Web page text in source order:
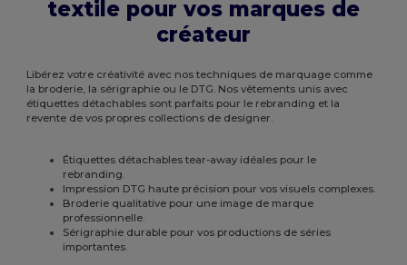
textile pour vos marques de
créateur
Libérez votre créativité avec nos techniques de marquage comme
la broderie, la sérigraphie ou le DTG. Nos vêtements unis avec
étiquettes détachables sont parfaits pour le rebranding et la
revente de vos propres collections de designer.
Étiquettes détachables tear-away idéales pour le
rebranding.
Impression DTG haute précision pour vos visuels complexes.
Broderie qualitative pour une image de marque
professionnelle.
Sérigraphie durable pour vos productions de séries
importantes.